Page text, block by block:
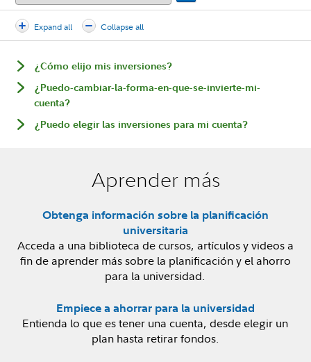
Expand all Collapse all
¿Cómo elijo mis inversiones?
¿Puedo-cambiar-la-forma-en-que-se-invierte-mi-
cuenta?
¿Puedo elegir las inversiones para mi cuenta?
Aprender más
Obtenga información sobre la planificación
universitaria
Acceda a una biblioteca de cursos, artículos y videos a
fin de aprender más sobre la planificación y el ahorro
para la universidad.
Empiece a ahorrar para la universidad
Entienda lo que es tener una cuenta, desde elegir un
plan hasta retirar fondos.